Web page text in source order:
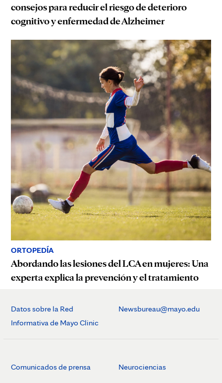
consejos para reducir el riesgo de deterioro
cognitivo y enfermedad de Alzheimer
ORTOPEDÍA
Abordando las lesiones del LCA en mujeres: Una
experta explica la prevención y el tratamiento
Datos sobre la Red
Informativa de Mayo Clinic
Newsbureau@mayo.edu
Comunicados de prensa Neurociencias